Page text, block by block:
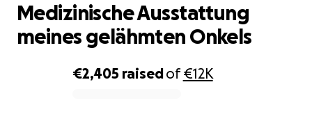
€2,405 raisedof€12K
Medizinische Ausstattung
meines gelähmten Onkels